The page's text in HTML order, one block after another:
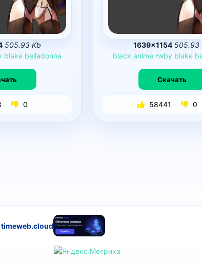
505.93 Kb
blake belladonna
0
1639×1154 505.93
black anime rwby blake
Скачать
58441 0
timeweb.cloud